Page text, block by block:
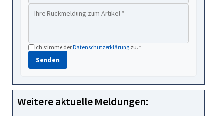
Ich stimme derDatenschutzerklärung zu. *
Senden
Weitere aktuelle Meldungen: